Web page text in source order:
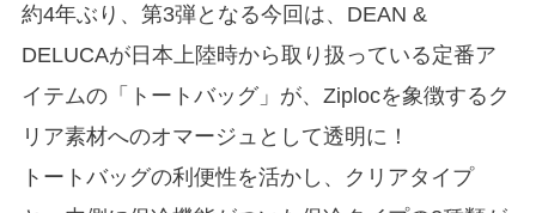
約4年ぶり、第3弾となる今回は、DEAN &
DELUCAが日本上陸時から取り扱っている定番ア
イテムの「トートバッグ」が、Ziplocを象徴するク
リア素材へのオマージュとして透明に！
トートバッグの利便性を活かし、クリアタイプ